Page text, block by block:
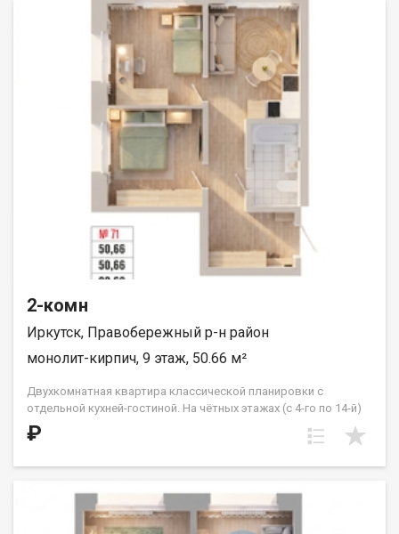
«ДЕСС-Инвест» (Группа строительных компаний «Восток
Центр Иркутск»)
2-комн
Иркутск, Правобережный р-н район
монолит-кирпич, 9 этаж, 50.66 м²
Двухкомнатная квартира классической планировки с
отдельной кухней-гостиной. На чётных этажах (с 4-го по 14-й)
из кухни предусмотрен выход на французский балкон.
Расположение квартиры — угловое, с выходом на солнечную
строительных компаний «Восток Центр Иркутск»)
₽